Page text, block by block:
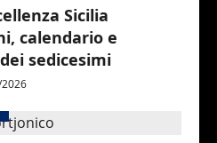
Sicilia
calendario e
sedicesimi